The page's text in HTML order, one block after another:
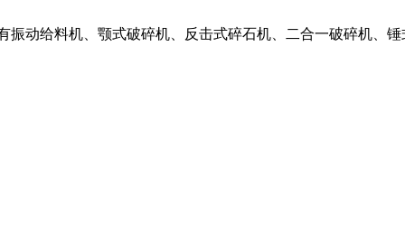
振动给料机、颚式破碎机、反击式碎石机、二合一破碎机、